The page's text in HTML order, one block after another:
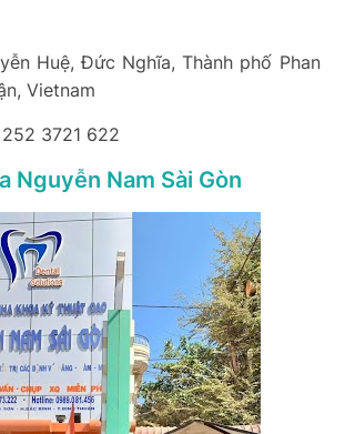
Huệ, Đức Nghĩa, Thành phố Phan
Vietnam
3721 622
Nguyễn Nam Sài Gòn